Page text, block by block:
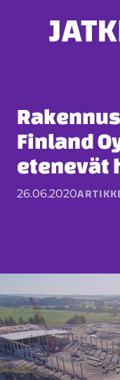
Finland
etenevät
26.06.2020